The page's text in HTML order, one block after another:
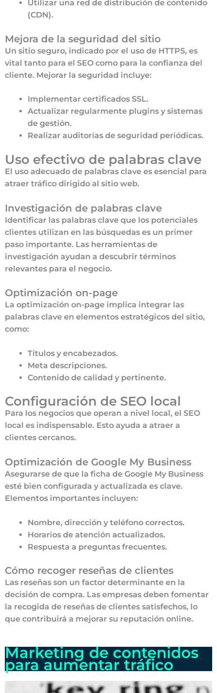
Utilizar una red de distribución de contenido
(CDN).
Mejora de la seguridad del sitio
Un sitio seguro, indicado por el uso de HTTPS, es
vital tanto para el SEO como para la confianza del
cliente. Mejorar la seguridad incluye:
Implementar certificados SSL.
Actualizar regularmente plugins y sistemas
de gestión.
Realizar auditorías de seguridad periódicas.
Uso efectivo de palabras clave
El uso adecuado de palabras clave es esencial para
atraer tráfico dirigido al sitio web.
Investigación de palabras clave
Identificar las palabras clave que los potenciales
clientes utilizan en las búsquedas es un primer
paso importante. Las herramientas de
investigación ayudan a descubrir términos
relevantes para el negocio.
Optimización on-page
La optimización on-page implica integrar las
palabras clave en elementos estratégicos del sitio,
como:
Títulos y encabezados.
Meta descripciones.
Contenido de calidad y pertinente.
Configuración de SEO local
Para los negocios que operan a nivel local, el SEO
local es indispensable. Esto ayuda a atraer a
clientes cercanos.
Optimización de Google My Business
Asegurarse de que la ficha de Google My Business
esté bien configurada y actualizada es clave.
Elementos importantes incluyen:
Nombre, dirección y teléfono correctos.
Horarios de atención actualizados.
Respuesta a preguntas frecuentes.
Cómo recoger reseñas de clientes
Las reseñas son un factor determinante en la
decisión de compra. Las empresas deben fomentar
la recogida de reseñas de clientes satisfechos, lo
que contribuirá a mejorar su reputación online.
Marketing de contenidos
para aumentar tráfico